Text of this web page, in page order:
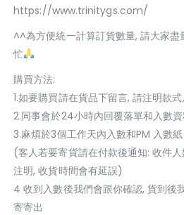
https://www.trinitygs.com/
^^為方便統一計算訂貨數量, 請大家盡
忙
購買方法:
1.如要購買請在貨品下留言, 請注明款
2.同事會於24小時內回覆落單和入數
3.麻煩於3個工作天內入數和PM 入數紙
(客人若要寄貨請在付款後通知: 收件
注明, 收貨時間會有延誤)
4 收到入數後我們會跟你確認, 貨到後
寄寄出